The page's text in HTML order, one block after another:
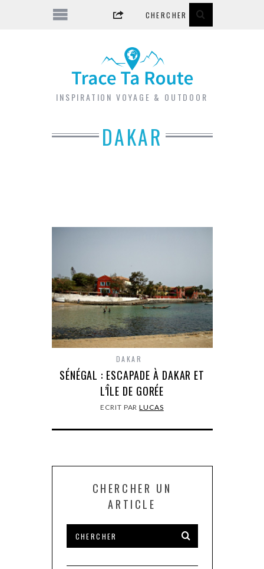
INSPIRATION VOYAGE & OUTDOOR
DAKAR
DAKAR
SÉNÉGAL : ESCAPADE À DAKAR ET
L’ÎLE DE GORÉE
ECRIT PARLUCAS
CHERCHER UN
ARTICLE